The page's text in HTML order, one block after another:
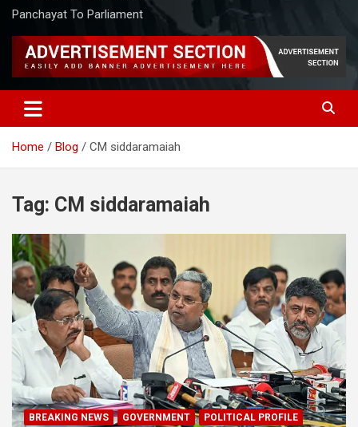
Panchayat To Parliament
Home Blog CM siddaramaiah
Tag: CM siddaramaiah
BREAKING NEWS GOVERNMENT POLITICAL PROFILE